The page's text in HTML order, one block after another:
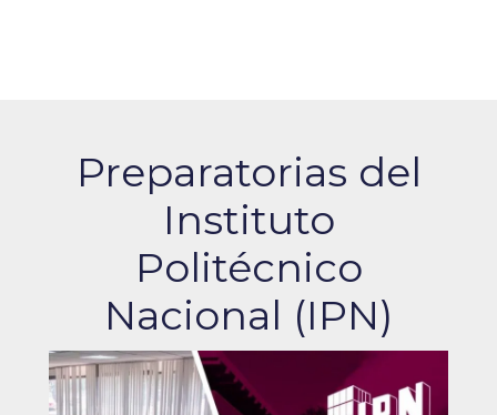
Preparatorias del
Instituto
Politécnico
Nacional (IPN)